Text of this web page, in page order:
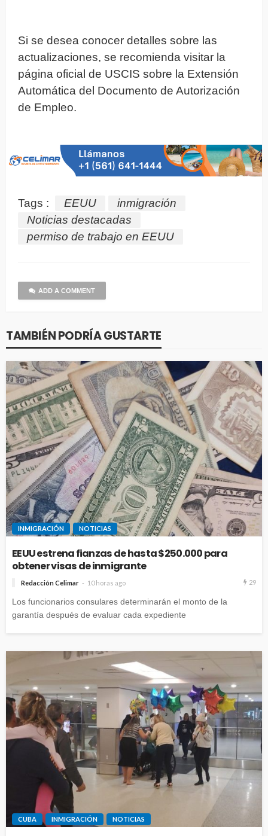
Si se desea conocer detalles sobre las
actualizaciones, se recomienda visitar la
página oficial de USCIS sobre la Extensión
Automática del Documento de Autorización
de Empleo.
Tags : EEUU
inmigración
Noticias destacadas
permiso de trabajo en EEUU
ADD A COMMENT
TAMBIÉN PODRÍA GUSTARTE
INMIGRACIÓN NOTICIAS
EEUU estrena fianzas de hasta $250.000 para
obtener visas de inmigrante
Redacción Celimar 10 horas ago 29
Los funcionarios consulares determinarán el monto de la
garantía después de evaluar cada expediente
CUBA INMIGRACIÓN NOTICIAS